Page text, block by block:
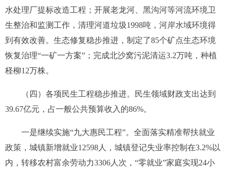
水处理厂提标改造工程；开展老龙河、黑沟河等河流环境卫
生整治和监测工作，清理河道垃圾1998吨，河岸水域环境得
到有效改善。生态修复稳步推进，制定了85个矿点生态环境
恢复治理“一矿一方案”；完成北沙窝污泥清运3.2万吨，种植
柽柳12万株。
（四）各项民生工程稳步推进。
民生领域财政支出达到
39.67亿元，占一般公共预算收入的86%。
一是继续实施“九大惠民工程”。 全面落实精准帮扶就业
政策，城镇新增就业12598 人，城镇登记失业率控制在3.2%以
内，转移农村富余劳动力3306 人次，“零就业”家庭实现24小